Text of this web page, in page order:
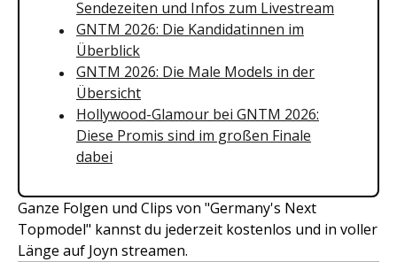
Sendezeiten und Infos zum Livestream
GNTM 2026: Die Kandidatinnen im
Überblick
GNTM 2026: Die Male Models in der
Übersicht
Hollywood-Glamour bei GNTM 2026:
Diese Promis sind im großen Finale
dabei
Ganze Folgen und Clips von "Germany's Next
Topmodel" kannst du jederzeit kostenlos und in voller
Länge auf Joyn streamen.